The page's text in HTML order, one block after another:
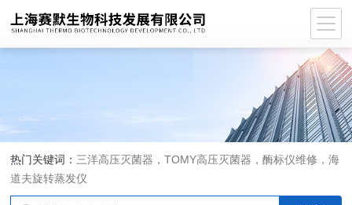
热门关键词： 三洋高压灭菌器，TOMY高压灭菌器，酶标仪维修，海
道夫旋转蒸发仪